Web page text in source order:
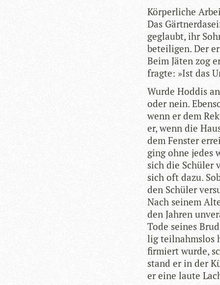
Kör­per­li­che
Das
geglaubt, ihr
betei­li­gen. Der
Beim Jäten zog
fragte: »Ist das
Wurde Hod­dis
oder nein.
wenn er dem
er, wenn die
dem Fens­ter
ging ohne jedes
sich die Schü­ler
sich oft dazu.
den Schü­ler
Nach sei­nem
den Jah­ren
Tode sei­nes
lig teil­nahms­los
fir­miert wurde,
stand er in der
er eine laute